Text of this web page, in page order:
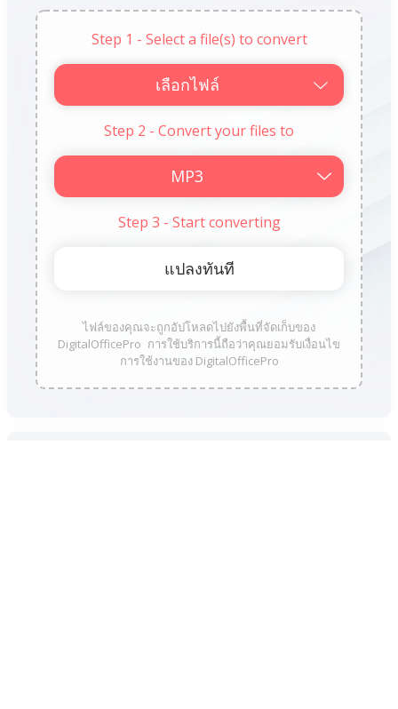
Step 1 - Select a file(s) to convert
เลือกไฟล์
Step 2 - Convert your files to
Step 3 - Start converting
ไฟล์ของคุณจะถูกอัปโหลดไปยังพื้นที่จัดเก็บของ
DigitalOfficePro การใช้บริการนี้ถือว่าคุณยอมรับเงื่อนไข
การใช้งานของ DigitalOfficePro